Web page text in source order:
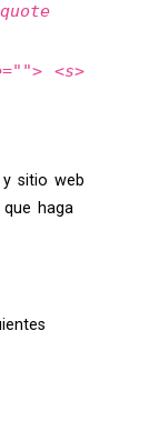
<s>
sitio web
haga